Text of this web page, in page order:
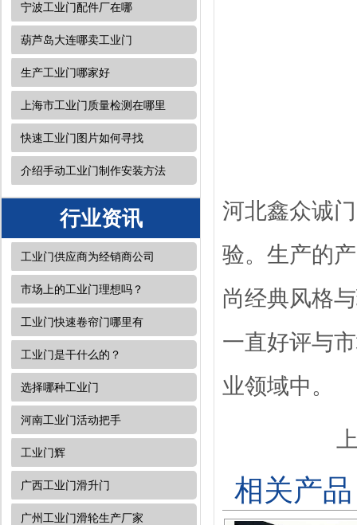
宁波工业门配件厂在哪
葫芦岛大连哪卖工业门
生产工业门哪家好
上海市工业门质量检测在哪里
快速工业门图片如何寻找
介绍手动工业门制作安装方法
行业资讯
工业门供应商为经销商公司
市场上的工业门理想吗？
工业门快速卷帘门哪里有
工业门是干什么的？
选择哪种工业门
河南工业门活动把手
工业门辉
广西工业门​滑升门
广州工业门滑轮生产厂家
河北鑫众诚
验。生产的
尚经典风格
一直好评与
业领域中。
相关产品